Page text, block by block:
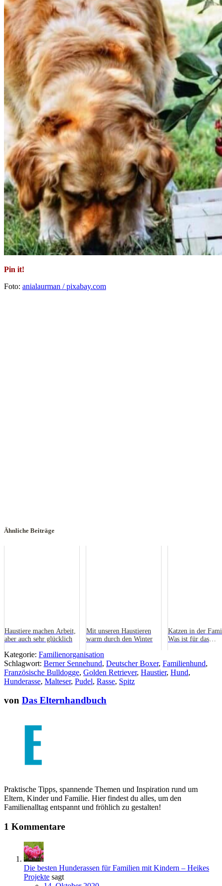
Pin it!
Foto: anialaurman / pixabay.com
Ähnliche Beiträge
Haustiere machen Arbeit,
aber auch sehr glücklich
Mit unseren Haustieren
warm durch den Winter
Katzen in der
Was ist für das
Kategorie: Familienorganisation
Schlagwort: Berner Sennehund, Deutscher Boxer, Familienhund,
Französische Bulldogge, Golden Retriever, Haustier, Hund,
Hunderasse, Malteser, Pudel, Rasse, Spitz
von Das Elternhandbuch
Praktische Tipps, spannende Themen und Inspiration rund um
Eltern, Kinder und Familie. Hier findest du alles, um den
Familienalltag entspannt und fröhlich zu gestalten!
1 Kommentare
Die besten Hunderassen für Familien mit Kindern – Heikes
Projekte sagt